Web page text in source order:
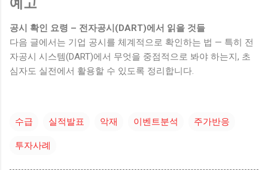
공시 확인 요령 – 전자공시(DART)에서 읽을 것들
다음 글에서는 기업 공시를 체계적으로 확인하는 법 — 특히 전
자공시 시스템(DART)에서 무엇을 중점적으로 봐야 하는지, 초
심자도 실전에서 활용할 수 있도록 정리합니다.
수급 실적발표 악재 이벤트분석 주가반응
투자사례